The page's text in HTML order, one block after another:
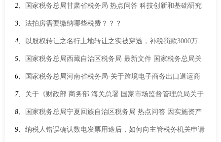
2、 国家税务总局甘肃省税务局 热点问答 科技创新和基础研究
税收优惠政策热点问题解答
3、 法拍房需要缴纳哪些税费？？？
4、 以股权转让之名行土地转让之实被穿透，补税罚款3000万
5、 国家税务总局西藏自治区税务局 最新文件 国家税务总局关
于优化纳税人延期缴纳税款等税务事项管理方式的公告
6、 国家税务总局河南省税务局-关于跨境电子商务出口退运商
品税收优惠政策的公告
7、 关于《财政部 商务部 海关总署 国家市场监督管理总局关于
应征国内环节税货物出口优化服务 规范管理有关事项的公告》
的解读
8、 国家税务总局宁夏回族自治区税务局 热点问答 因实施资产
重组被合并的，尚未抵扣的进项税额是否可以由合并后的纳税
9、 纳税人错误确认数电发票用途后，如何向主管税务机关申请